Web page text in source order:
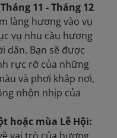
11 - Tháng 12
làng hương vào vụ
vụ nhu cầu hương
dân. Bạn sẽ được
rực rỡ của những
và phơi khắp nơi,
nhộn nhịp của
hoặc mùa Lễ Hội: